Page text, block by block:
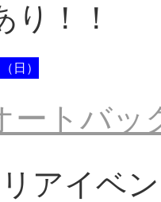
り！！
日）
ートバッ
リアイベ